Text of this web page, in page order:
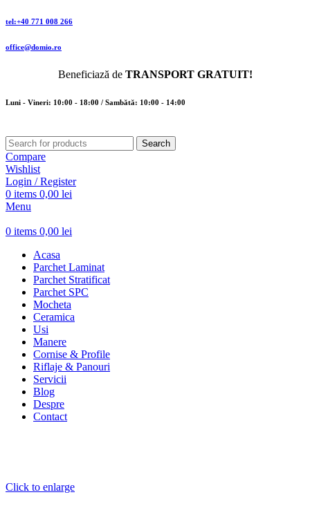
tel:+40 771 008 266
office@domio.ro
Beneficiază de TRANSPORT GRATUIT!
Luni - Vineri: 10:00 - 18:00 / Sambătă: 10:00 - 14:00
Search
Compare
Wishlist
Login / Register
0 items 0,00 lei
Menu
0 items 0,00 lei
Acasa
Parchet Laminat
Parchet Stratificat
Parchet SPC
Mocheta
Ceramica
Usi
Manere
Cornise & Profile
Riflaje & Panouri
Servicii
Blog
Despre
Contact
Click to enlarge